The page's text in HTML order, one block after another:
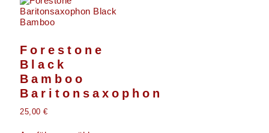
Forestone
Black
Bamboo
Baritonsaxophon
25,00 €